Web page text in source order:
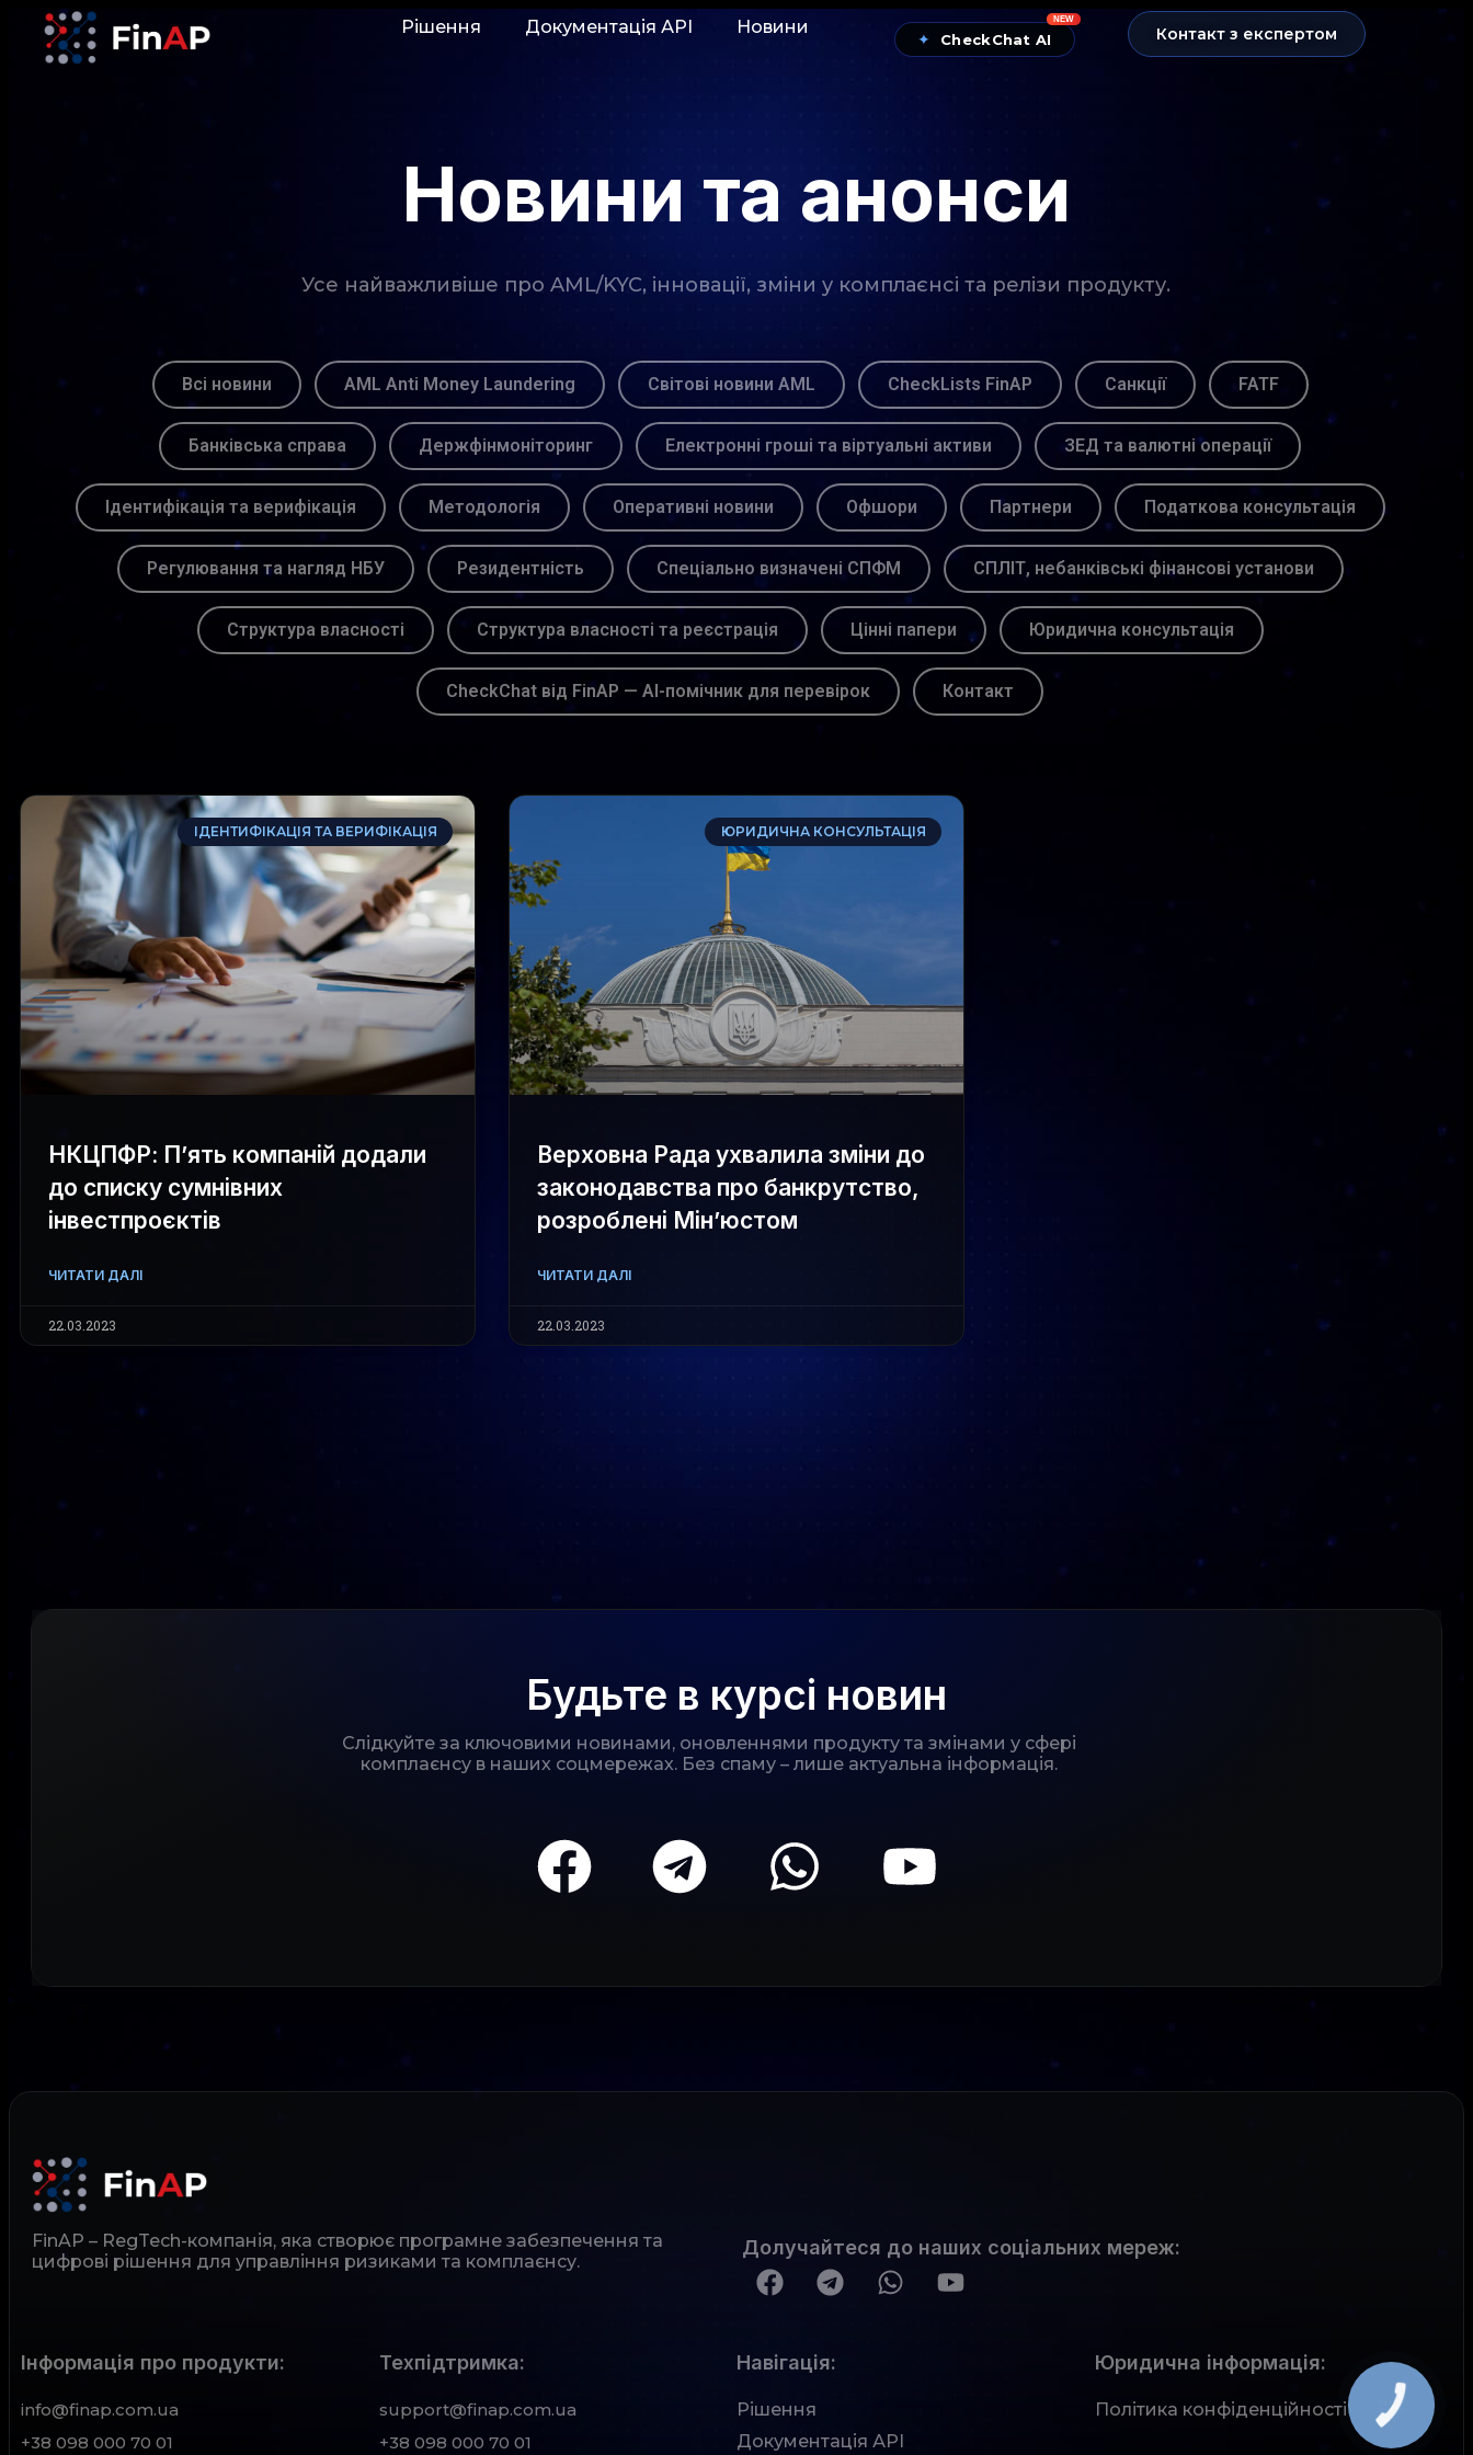
Рішення Документація АРІ Новини
✦ CheckChat AI
NEW
Контакт з експертом
Новини та анонси
Усе найважливіше про AML/KYC, інновації, зміни у комплаєнсі та релізи продукту.
Всі новини AML Anti Money Laundering Світові новини AML CheckLists FinAP Санкції FATF
Банківська справа Держфінмоніторинг Електронні гроші та віртуальні активи ЗЕД та валютні операції
Ідентифікація та верифікація Методологія Оперативні новини Офшори Партнери Податкова консультація
Регулювання та нагляд НБУ Резидентність Спеціально визначені СПФМ СПЛІТ, небанківські фінансові установи
Структура власності Структура власності та реєстрація Цінні папери Юридична консультація
CheckChat від FinAP — AI-помічник для перевірок Контакт
ІДЕНТИФІКАЦІЯ ТА ВЕРИФІКАЦІЯ
НКЦПФР: П’ять компаній додали
до списку сумнівних
інвестпроєктів
ЧИТАТИ ДАЛІ
22.03.2023
ЮРИДИЧНА КОНСУЛЬТАЦІЯ
Верховна Рада ухвалила зміни до
законодавства про банкрутство,
розроблені Мін’юстом
ЧИТАТИ ДАЛІ
22.03.2023
Будьте в курсі новин
Слідкуйте за ключовими новинами, оновленнями продукту та змінами у сфері
комплаєнсу в наших соцмережах. Без спаму – лише актуальна інформація.
FinAP – RegTech-компанія, яка створює програмне забезпечення та
цифрові рішення для управління ризиками та комплаєнсу.
Долучайтеся до наших соціальних мереж:
Інформація про продукти:
info@finap.com.ua
+38 098 000 70 01
Техпідтримка:
support@finap.com.ua
+38 098 000 70 01
Рішення
Документація АРІ
Навігація: Юридична інформація:
Політика конфіденційності